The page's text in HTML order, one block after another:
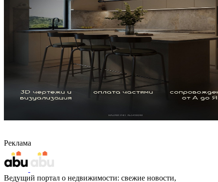
Реклама
Ведущий портал о недвижимости: свежие новости,